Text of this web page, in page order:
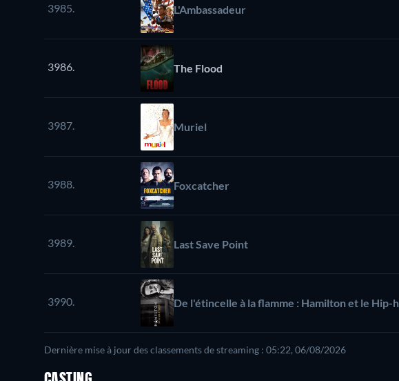
3985. L'Ambassadeur
3986. The Flood
3987. Muriel
3988. Foxcatcher
3989. Last Save Point
3990. De l'étincelle à la flamme : Hamilton et le Hip-
Dernière mise à jour des classements de streaming : 05:22, 06/08/2026